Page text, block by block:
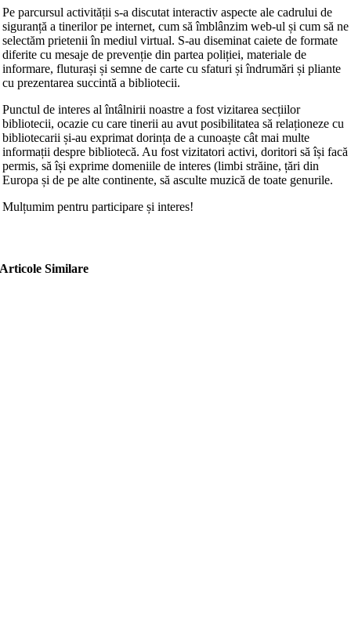
Pe parcursul activității s-a discutat interactiv aspecte ale cadrului de
siguranță a tinerilor pe internet, cum să îmblânzim web-ul și cum să ne
selectăm prietenii în mediul virtual. S-au diseminat caiete de formate
diferite cu mesaje de prevenție din partea poliției, materiale de
informare, fluturași și semne de carte cu sfaturi și îndrumări și pliante
cu prezentarea succintă a bibliotecii.
Punctul de interes al întâlnirii noastre a fost vizitarea secțiilor
bibliotecii, ocazie cu care tinerii au avut posibilitatea să relaționeze cu
bibliotecarii și-au exprimat dorința de a cunoaște cât mai multe
informații despre bibliotecă. Au fost vizitatori activi, doritori să își facă
permis, să își exprime domeniile de interes (limbi străine, țări din
Europa și de pe alte continente, să asculte muzică de toate genurile.
Mulțumim pentru participare și interes!
Articole Similare